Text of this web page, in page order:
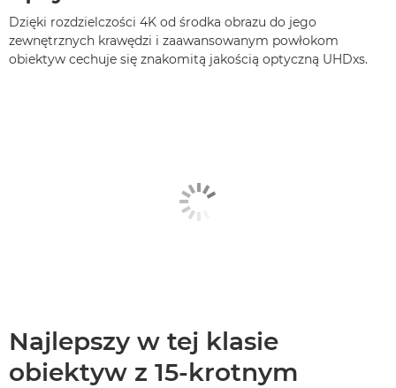
Dzięki rozdzielczości 4K od środka obrazu do jego
zewnętrznych krawędzi i zaawansowanym powłokom
obiektyw cechuje się znakomitą jakością optyczną UHDxs.
Najlepszy w tej klasie
obiektyw z 15-krotnym